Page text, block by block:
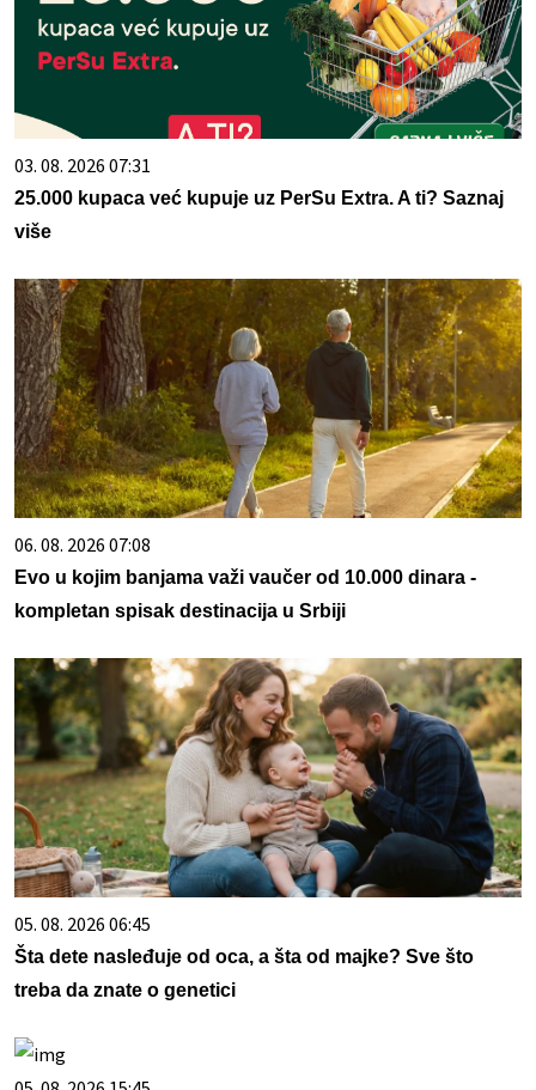
03. 08. 2026 07:31
25.000 kupaca već kupuje uz PerSu Extra. A ti? Saznaj
više
06. 08. 2026 07:08
Evo u kojim banjama važi vaučer od 10.000 dinara -
kompletan spisak destinacija u Srbiji
05. 08. 2026 06:45
Šta dete nasleđuje od oca, a šta od majke? Sve što
treba da znate o genetici